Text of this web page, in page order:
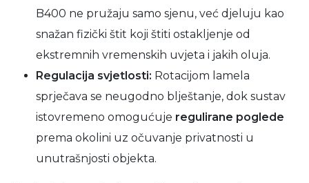
B400 ne pružaju samo sjenu, već djeluju kao
snažan fizički štit koji štiti ostakljenje od
ekstremnih vremenskih uvjeta i jakih oluja.
Regulacija svjetlosti: Rotacijom lamela
sprječava se neugodno blještanje, dok sustav
istovremeno omogućuje regulirane poglede
prema okolini uz očuvanje privatnosti u
unutrašnjosti objekta.